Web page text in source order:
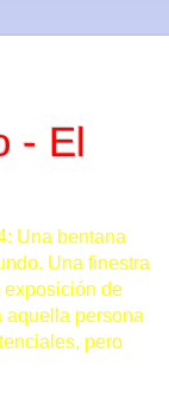
- El
Una bentana
Una finestra
exposición de
aquella persona
pero